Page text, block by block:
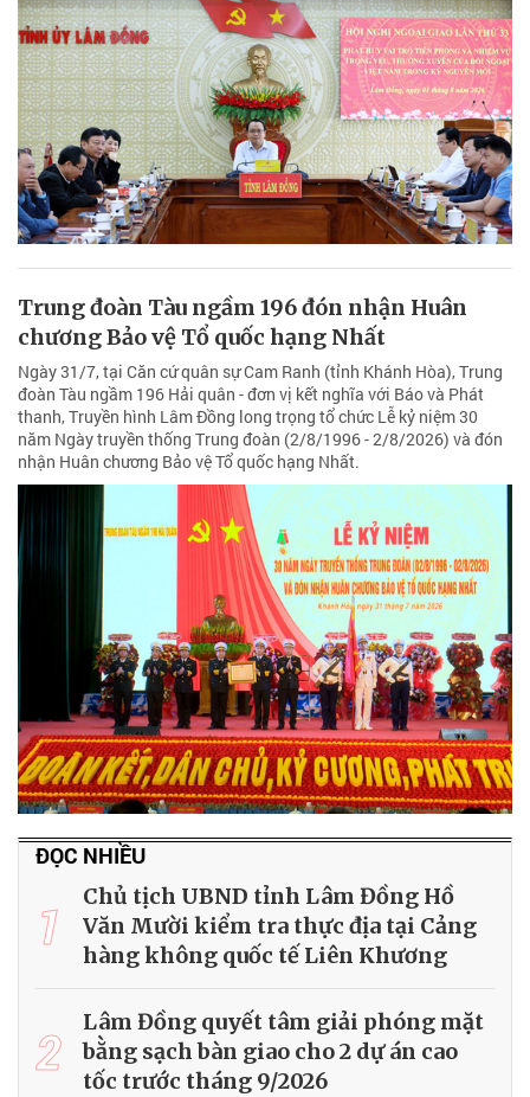
Trung đoàn Tàu ngầm 196 đón nhận Huân
chương Bảo vệ Tổ quốc hạng Nhất
Ngày 31/7, tại Căn cứ quân sự Cam Ranh (tỉnh Khánh Hòa), Trung
đoàn Tàu ngầm 196 Hải quân - đơn vị kết nghĩa với Báo và Phát
thanh, Truyền hình Lâm Đồng long trọng tổ chức Lễ kỷ niệm 30
năm Ngày truyền thống Trung đoàn (2/8/1996 - 2/8/2026) và đón
nhận Huân chương Bảo vệ Tổ quốc hạng Nhất.
ĐỌC NHIỀU
1
Chủ tịch UBND tỉnh Lâm Đồng Hồ
Văn Mười kiểm tra thực địa tại Cảng
hàng không quốc tế Liên Khương
2
Lâm Đồng quyết tâm giải phóng mặt
bằng sạch bàn giao cho 2 dự án cao
tốc trước tháng 9/2026